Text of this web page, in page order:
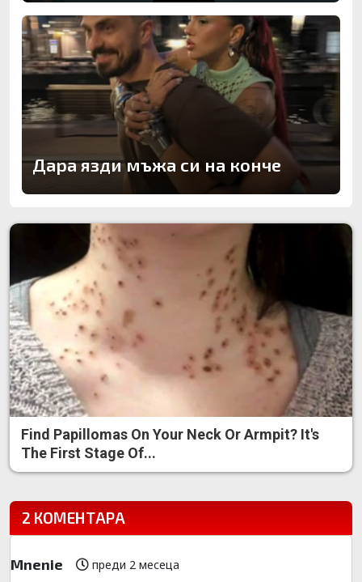
Дара язди мъжа си на конче
Find Papillomas On Your Neck Or Armpit? It's
The First Stage Of...
2 КОМЕНТАРА
Mnenie преди 2 месеца